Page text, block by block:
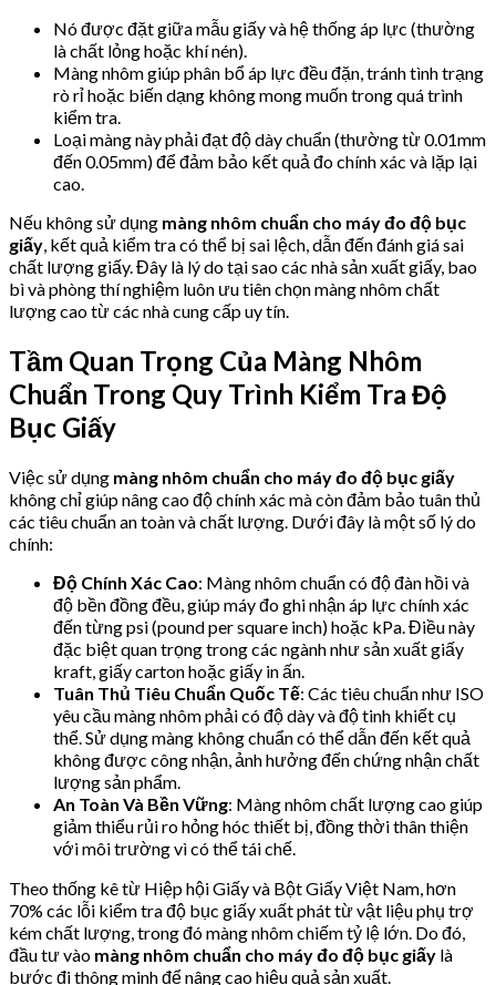
Nó được đặt giữa mẫu giấy và hệ thống áp lực (thường
là chất lỏng hoặc khí nén).
Màng nhôm giúp phân bổ áp lực đều đặn, tránh tình trạng
rò rỉ hoặc biến dạng không mong muốn trong quá trình
kiểm tra.
Loại màng này phải đạt độ dày chuẩn (thường từ 0.01mm
đến 0.05mm) để đảm bảo kết quả đo chính xác và lặp lại
cao.
Nếu không sử dụng màng nhôm chuẩn cho máy đo độ bục
giấy, kết quả kiểm tra có thể bị sai lệch, dẫn đến đánh giá sai
chất lượng giấy. Đây là lý do tại sao các nhà sản xuất giấy, bao
bì và phòng thí nghiệm luôn ưu tiên chọn màng nhôm chất
lượng cao từ các nhà cung cấp uy tín.
Tầm Quan Trọng Của Màng Nhôm
Chuẩn Trong Quy Trình Kiểm Tra Độ
Bục Giấy
Việc sử dụng màng nhôm chuẩn cho máy đo độ bục giấy
không chỉ giúp nâng cao độ chính xác mà còn đảm bảo tuân thủ
các tiêu chuẩn an toàn và chất lượng. Dưới đây là một số lý do
chính:
Độ Chính Xác Cao: Màng nhôm chuẩn có độ đàn hồi và
độ bền đồng đều, giúp máy đo ghi nhận áp lực chính xác
đến từng psi (pound per square inch) hoặc kPa. Điều này
đặc biệt quan trọng trong các ngành như sản xuất giấy
kraft, giấy carton hoặc giấy in ấn.
Tuân Thủ Tiêu Chuẩn Quốc Tế: Các tiêu chuẩn như ISO
yêu cầu màng nhôm phải có độ dày và độ tinh khiết cụ
thể. Sử dụng màng không chuẩn có thể dẫn đến kết quả
không được công nhận, ảnh hưởng đến chứng nhận chất
lượng sản phẩm.
An Toàn Và Bền Vững: Màng nhôm chất lượng cao giúp
giảm thiểu rủi ro hỏng hóc thiết bị, đồng thời thân thiện
với môi trường vì có thể tái chế.
Theo thống kê từ Hiệp hội Giấy và Bột Giấy Việt Nam, hơn
70% các lỗi kiểm tra độ bục giấy xuất phát từ vật liệu phụ trợ
kém chất lượng, trong đó màng nhôm chiếm tỷ lệ lớn. Do đó,
đầu tư vào màng nhôm chuẩn cho máy đo độ bục giấy là
bước đi thông minh để nâng cao hiệu quả sản xuất.